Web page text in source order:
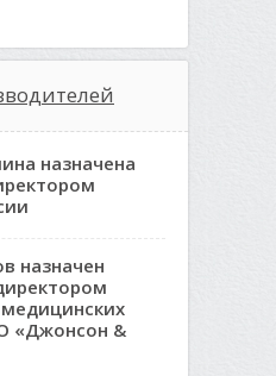
назначена
назначен
«Джонсон &